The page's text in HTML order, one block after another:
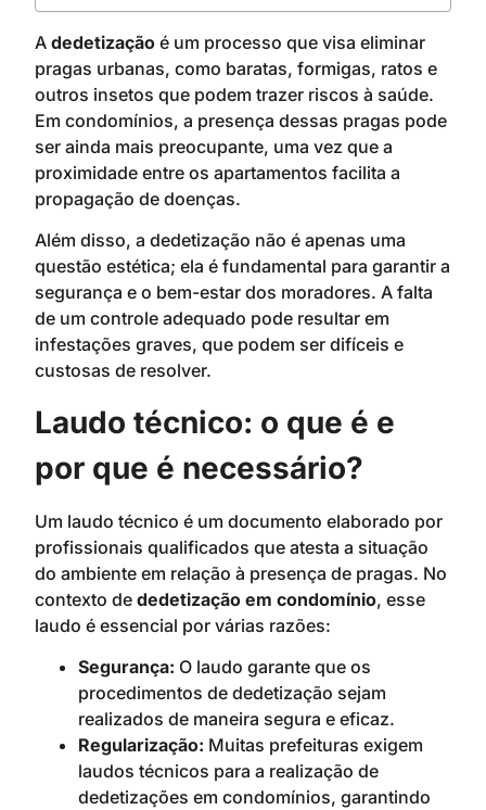
A dedetização é um processo que visa eliminar
pragas urbanas, como baratas, formigas, ratos e
outros insetos que podem trazer riscos à saúde.
Em condomínios, a presença dessas pragas pode
ser ainda mais preocupante, uma vez que a
proximidade entre os apartamentos facilita a
propagação de doenças.
Além disso, a dedetização não é apenas uma
questão estética; ela é fundamental para garantir a
segurança e o bem-estar dos moradores. A falta
de um controle adequado pode resultar em
infestações graves, que podem ser difíceis e
custosas de resolver.
Laudo técnico: o que é e
por que é necessário?
Um laudo técnico é um documento elaborado por
profissionais qualificados que atesta a situação
do ambiente em relação à presença de pragas. No
contexto de dedetização em condomínio, esse
laudo é essencial por várias razões:
Segurança: O laudo garante que os
procedimentos de dedetização sejam
realizados de maneira segura e eficaz.
Regularização: Muitas prefeituras exigem
laudos técnicos para a realização de
dedetizações em condomínios, garantindo